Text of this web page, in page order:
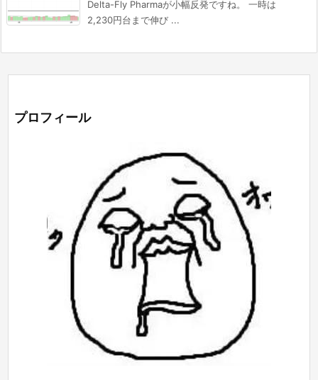
Delta-Fly Pharmaが小幅反発ですね。 一時は
2,230円台まで伸び ...
プロフィール